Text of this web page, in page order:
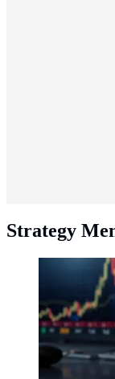
Strategy